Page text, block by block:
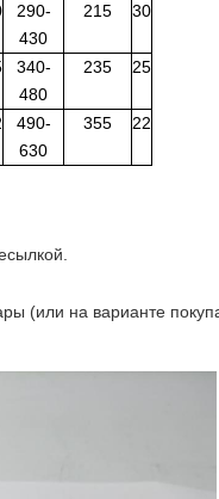
290-
430
215 30
340-
480
235 25
490-
630
355 22
(или на варианте